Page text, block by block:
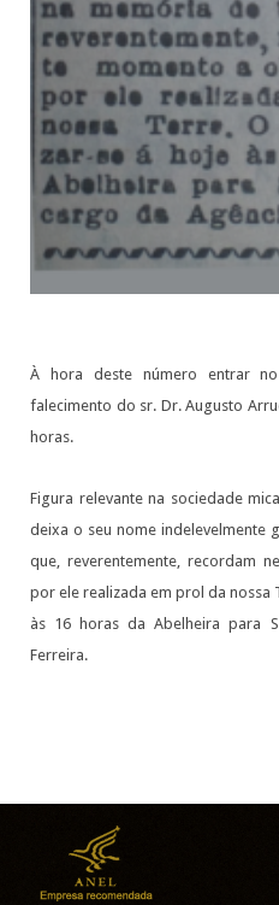
À hora deste número entrar
falecimento do sr. Dr. Augusto
horas.
Figura relevante na sociedade
deixa o seu nome indelevelmente
que, reverentemente, recordam
por ele realizada em prol da nossa
às 16 horas da Abelheira para
Ferreira.